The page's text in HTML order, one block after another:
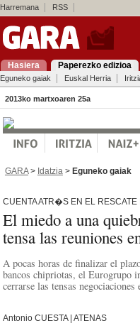
Harremana RSS
Hasiera Paperezko edizioa
Eguneko gaiak Euskal Herria
2013ko martxoaren 25a
GARA> Idatzia > Eguneko gaiak
CUENTA ATR�S EN EL RESCATE
El miedo a una
tensa las reuniones
A pocas horas de finalizar el
bancos chipriotas, el Eurogrupo
cerrarse las tensas
Antonio CUESTA | ATENAS